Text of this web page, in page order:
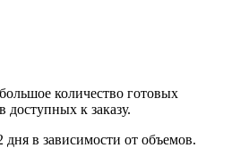
количество готовых
к заказу.
в зависимости от объемов.